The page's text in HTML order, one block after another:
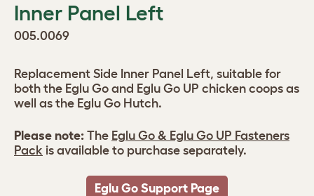
Inner Panel Left
005.0069
Replacement Side Inner Panel Left, suitable for
both the Eglu Go and Eglu Go UP chicken coops as
well as the Eglu Go Hutch.
Please note: The Eglu Go & Eglu Go UP Fasteners
Pack is available to purchase separately.
Eglu Go Support Page